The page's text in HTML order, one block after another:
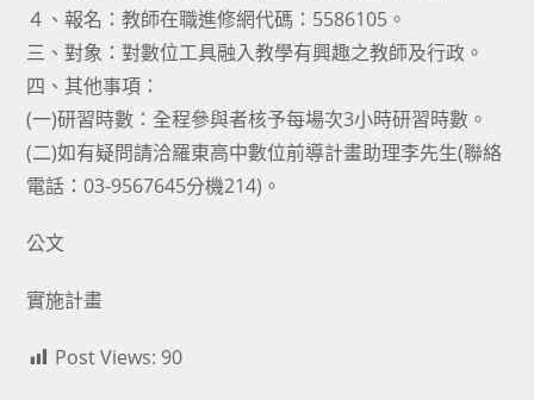
４、報名：教師在職進修網代碼：5586105。
三、對象：對數位工具融入教學有興趣之教師及行政。
四、其他事項：
(一)研習時數：全程參與者核予每場次3小時研習時數。
(二)如有疑問請洽羅東高中數位前導計畫助理李先生(聯絡
電話：03-9567645分機214)。
公文
實施計畫
Post Views: 90